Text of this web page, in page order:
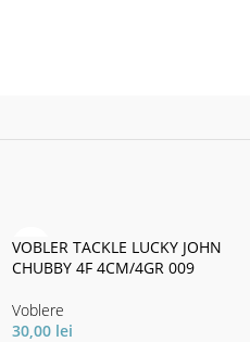
VOBLER TACKLE LUCKY JOHN
CHUBBY 4F 4CM/4GR 009
Voblere
30,00 lei